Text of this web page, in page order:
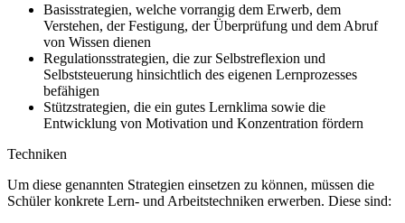
Basisstrategien, welche vorrangig dem Erwerb, dem
Verstehen, der Festigung, der Überprüfung und dem Abruf
von Wissen dienen
Regulationsstrategien, die zur Selbstreflexion und
Selbststeuerung hinsichtlich des eigenen Lernprozesses
befähigen
Stützstrategien, die ein gutes Lernklima sowie die
Entwicklung von Motivation und Konzentration fördern
Techniken
Um diese genannten Strategien einsetzen zu können, müssen die
Schüler konkrete Lern- und Arbeitstechniken erwerben. Diese sind: